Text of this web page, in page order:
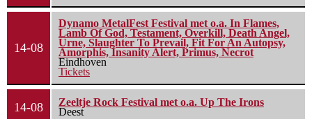
14-08
Dynamo MetalFest Festival met o.a. In Flames,
Lamb Of God, Testament, Overkill, Death Angel,
Urne, Slaughter To Prevail, Fit For An Autopsy,
Amorphis, Insanity Alert, Primus, Necrot
Eindhoven
Tickets
14-08
Zeeltje Rock Festival met o.a. Up The Irons
Deest